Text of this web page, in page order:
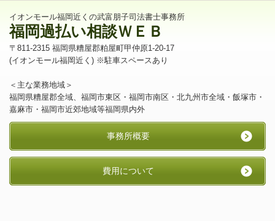
イオンモール福岡近くの武富朋子司法書士事務所
福岡過払い相談ＷＥＢ
〒811-2315 福岡県糟屋郡粕屋町甲仲原1-20-17
(イオンモール福岡近く) ※駐車スペースあり
＜主な業務地域＞
福岡県糟屋郡全域、福岡市東区・福岡市南区・北九州市全域・飯塚市・
嘉麻市・福岡市近郊地域等福岡県内外
事務所概要
費用について